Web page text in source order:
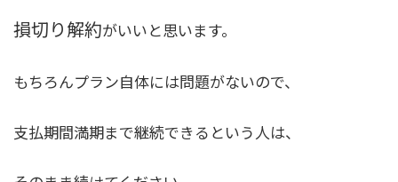
損切り解約がいいと思います。
もちろんプラン自体には問題がないので、
支払期間満期まで継続できるという人は、